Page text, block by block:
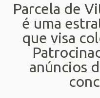
Parcela de
é uma
que visa
anúncios